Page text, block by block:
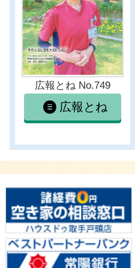
広報とね No.749
広報とね